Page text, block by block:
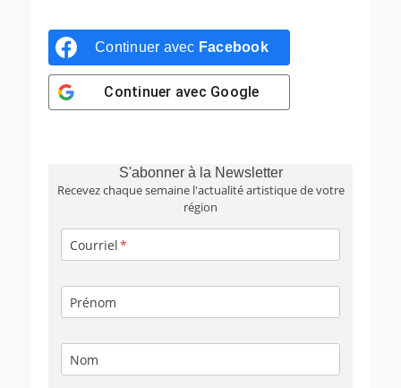
Continuer avec Facebook
Continuer avec Google
S'abonner à la Newsletter
Recevez chaque semaine l'actualité artistique de votre
région
Courriel
Prénom
Nom